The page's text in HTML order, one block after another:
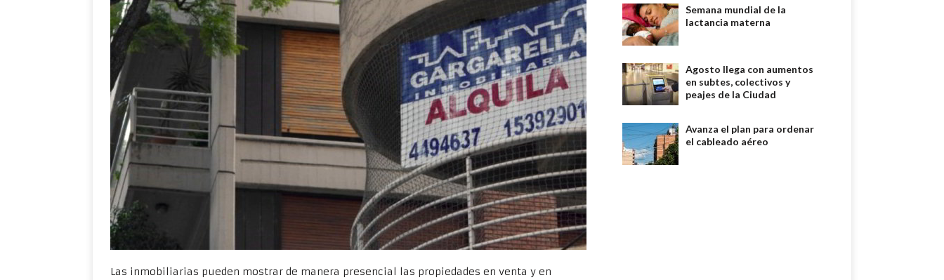
Las inmobiliarias pueden mostrar de manera presencial las propiedades en venta y en
Semana mundial de la
lactancia materna
Agosto llega con aumentos
en subtes, colectivos y
peajes de la Ciudad
Avanza el plan para ordenar
el cableado aéreo